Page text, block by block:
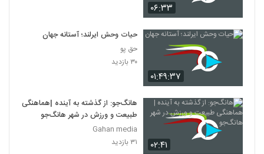
۰۶:۳۳
۰۱:۴۹:۳۷
حیات وحش ایرلند؛ آستانه جهان
حق پو
۳۰ بازدید
۰۲:۴۱
هانگ‌جو: از گذشته به آینده |هماهنگی
طبیعت و ورزش در شهر هانگ‌جو
Gahan media
۳۱ بازدید